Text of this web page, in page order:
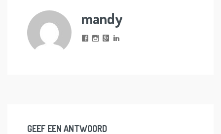
mandy
GEEF EEN ANTWOORD